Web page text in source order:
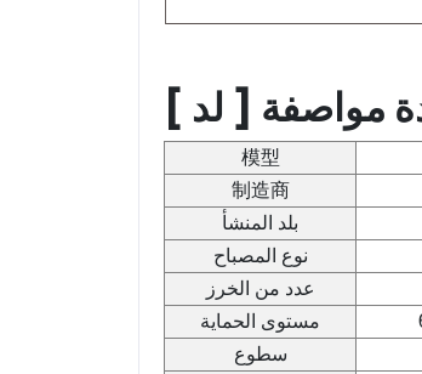
模型
制造商
بلد المنشأ
نوع المصباح
عدد من الخرز
مستوى الحماية
سطوع